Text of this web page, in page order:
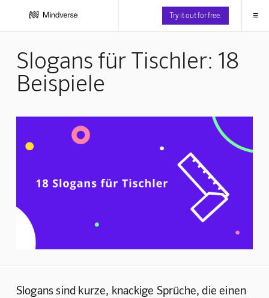
Try it out for free. ≡
Slogans für Tischler: 18
Beispiele
Slogans sind kurze, knackige Sprüche, die einen